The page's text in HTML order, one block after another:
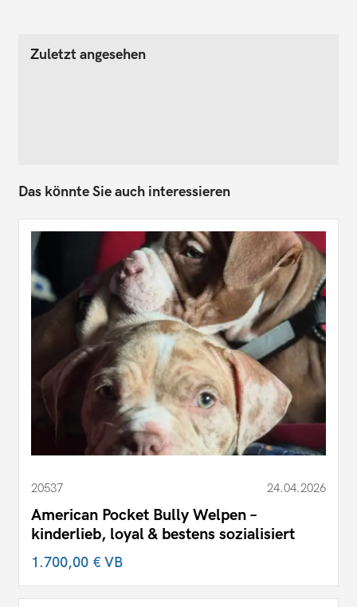
Zuletzt angesehen
Das könnte Sie auch interessieren
20537 24.04.2026
American Pocket Bully Welpen –
kinderlieb, loyal & bestens sozialisiert
1.700,00 €VB